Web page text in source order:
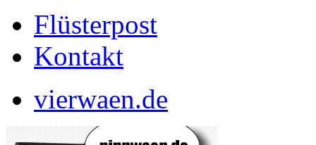
Flüsterpost
Kontakt
vierwaen.de